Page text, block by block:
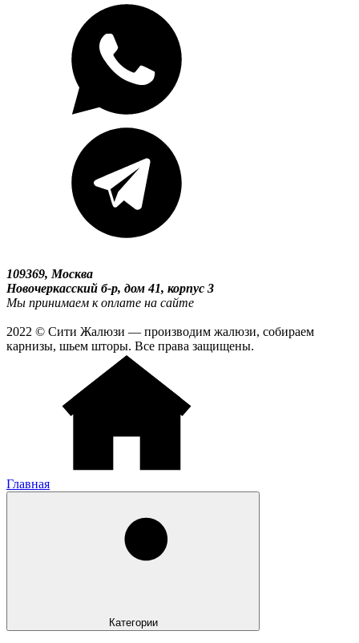
109369, Москва
Новочеркасский б-р, дом 41, корпус 3
Мы принимаем к оплате на сайте
2022 © Сити Жалюзи — производим жалюзи, собираем
карнизы, шьем шторы. Все права защищены.
Главная
Категории